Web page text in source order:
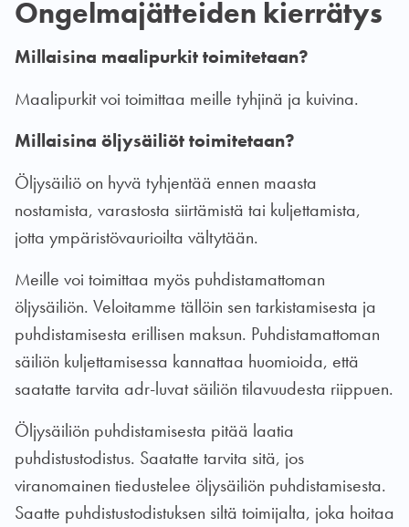
Ongelmajätteiden kierrätys
Millaisina maalipurkit toimitetaan?
Maalipurkit voi toimittaa meille tyhjinä ja kuivina.
Millaisina öljysäiliöt toimitetaan?
Öljysäiliö on hyvä tyhjentää ennen maasta
nostamista, varastosta siirtämistä tai kuljettamista,
jotta ympäristövaurioilta vältytään.
Meille voi toimittaa myös puhdistamattoman
öljysäiliön. Veloitamme tällöin sen tarkistamisesta ja
puhdistamisesta erillisen maksun. Puhdistamattoman
säiliön kuljettamisessa kannattaa huomioida, että
saatatte tarvita adr-luvat säiliön tilavuudesta riippuen.
Öljysäiliön puhdistamisesta pitää laatia
puhdistustodistus. Saatatte tarvita sitä, jos
viranomainen tiedustelee öljysäiliön puhdistamisesta.
Saatte puhdistustodistuksen siltä toimijalta, joka hoitaa